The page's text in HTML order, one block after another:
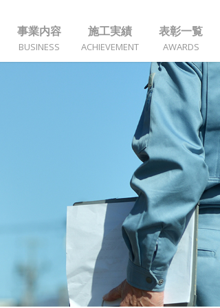
事業内容 施工実績 表彰一覧